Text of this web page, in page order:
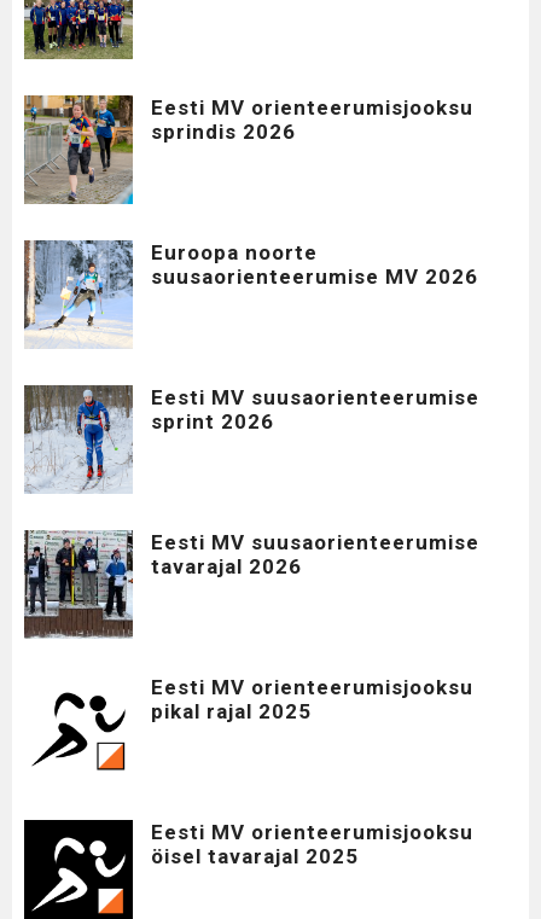
Eesti MV orienteerumisjooksu
sprindis 2026
Euroopa noorte
suusaorienteerumise MV 2026
Eesti MV suusaorienteerumise
sprint 2026
Eesti MV suusaorienteerumise
tavarajal 2026
Eesti MV orienteerumisjooksu
pikal rajal 2025
Eesti MV orienteerumisjooksu
öisel tavarajal 2025